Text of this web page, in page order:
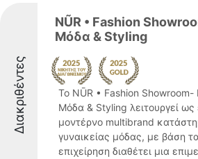
Διακριθέντες
NŨR • Fashion
Μόδα & Styling
Το NŪR • Fashion Showroom-
Μόδα & Styling λειτουργεί ως
μοντέρνο multibrand
γυναικείας μόδας, με βάση
επιχείρηση διαθέτει μια